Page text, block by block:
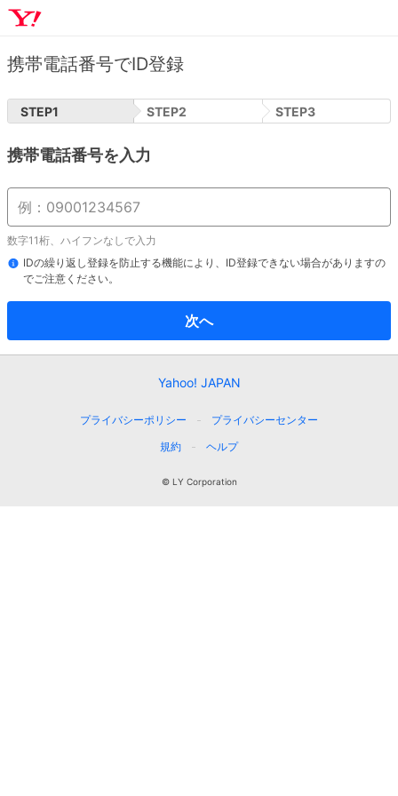
携帯電話番号でID登録
STEP1 STEP2 STEP3
携帯電話番号を入力
数字11桁、ハイフンなしで入力
IDの繰り返し登録を防止する機能により、ID登録できない場合がありますの
でご注意ください。
次へ
Yahoo! JAPAN
プライバシーポリシー
プライバシーセンター
規約
ヘルプ
© LY Corporation